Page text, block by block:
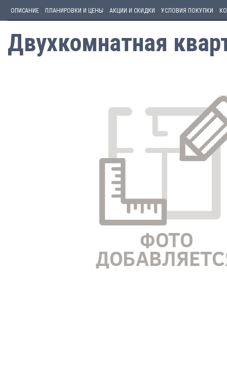
ОПИСАНИЕ ПЛАНИРОВКИ И ЦЕНЫ АКЦИИ И СКИДКИ УСЛОВИЯ ПОКУПКИ
Двухкомнатная